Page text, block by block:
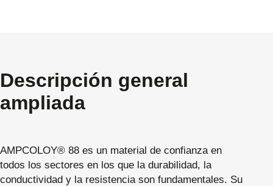
Descripción general
ampliada
AMPCOLOY® 88 es un material de confianza en
todos los sectores en los que la durabilidad, la
conductividad y la resistencia son fundamentales. Su